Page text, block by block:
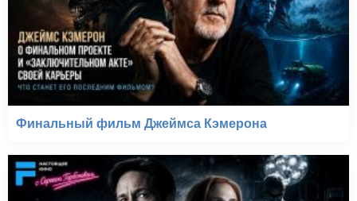
Финальный фильм Джеймса Кэмерона